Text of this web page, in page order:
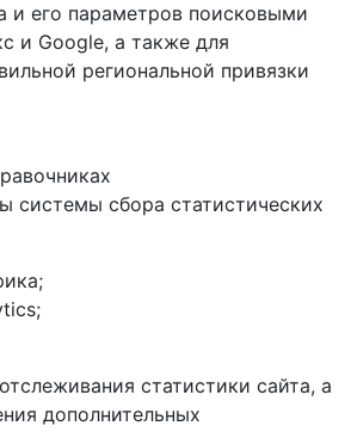
и его параметров поисковыми
и Google, а также для
региональной привязки
системы сбора статистических
статистики сайта, а
дополнительных